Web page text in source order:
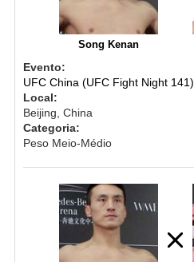
Song Kenan
Evento:
UFC China (UFC Fight Night 141)
Local:
Beijing, China
Categoria:
Peso Meio-Médio